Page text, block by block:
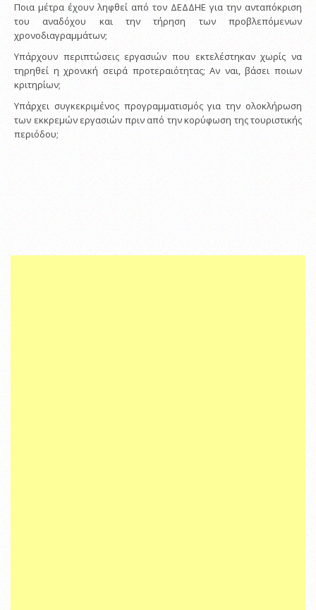
Ποια μέτρα έχουν ληφθεί από τον ΔΕΔΔΗΕ για την ανταπόκριση
του αναδόχου και την τήρηση των προβλεπόμενων
χρονοδιαγραμμάτων;
Υπάρχουν περιπτώσεις εργασιών που εκτελέστηκαν χωρίς να
τηρηθεί η χρονική σειρά προτεραιότητας; Αν ναι, βάσει ποιων
κριτηρίων;
Υπάρχει συγκεκριμένος προγραμματισμός για την ολοκλήρωση
των εκκρεμών εργασιών πριν από την κορύφωση της τουριστικής
περιόδου;